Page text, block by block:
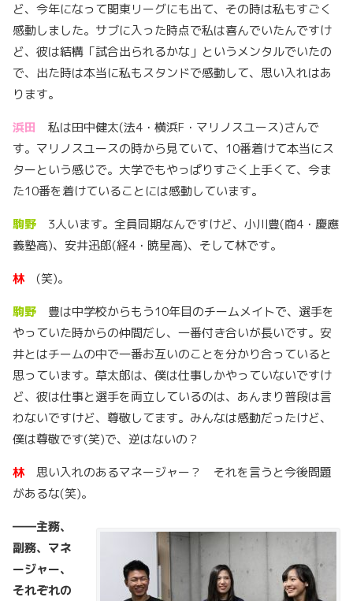
ど、今年になって関東リーグにも出て、その時は私もすごく
感動しました。サブに入った時点で私は喜んでいたんですけ
ど、彼は結構「試合出られるかな」というメンタルでいたの
で、出た時は本当に私もスタンドで感動して、思い入れはあ
ります。
浜田 私は田中健太(法4・横浜F・マリノスユース)さんで
す。マリノスユースの時から見ていて、10番着けて本当にス
ターという感じで。大学でもやっぱりすごく上手くて、今ま
た10番を着けていることには感動しています。
駒野 3人います。全員同期なんですけど、小川豊(商4・慶應
義塾高)、安井迅郎(経4・暁星高)、そして林です。
林 (笑)。
駒野 豊は中学校からもう10年目のチームメイトで、選手を
やっていた時からの仲間だし、一番付き合いが長いです。安
井とはチームの中で一番お互いのことを分かり合っていると
思っています。草太郎は、僕は仕事しかやっていないですけ
ど、彼は仕事と選手を両立しているのは、あんまり普段は言
わないですけど、尊敬してます。みんなは感動だったけど、
僕は尊敬です(笑)で、逆はないの？
林 思い入れのあるマネージャー？ それを言うと今後問題
があるな(笑)。
――主務、
副務、マネ
ージャー、
それぞれの